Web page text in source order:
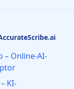
– Online-AI-
KI-